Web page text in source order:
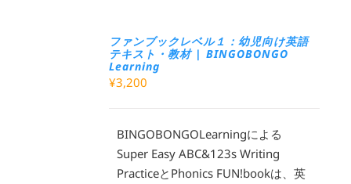
ファンブックレベル１：幼児向け英語
テキスト・教材 | BINGOBONGO
Learning
¥3,200
BINGOBONGOLearningによる
Super Easy ABC&123s Writing
PracticeとPhonics FUN!bookは、英